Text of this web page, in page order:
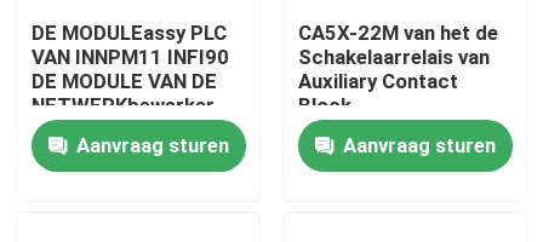
DE MODULEassy PLC
VAN INNPM11 INFI90
DE MODULE VAN DE
NETWERKbewerker
Aanvraag sturen
CA5X-22M van het de
Schakelaarrelais van
Auxiliary Contact
Block
1SBN019040R1122
AC de Controledelen
Aanvraag sturen